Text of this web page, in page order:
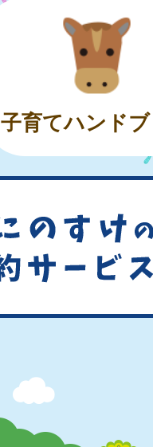
子育てハンド